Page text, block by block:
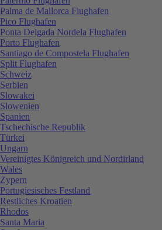
Palma de Mallorca Flughafen
Pico Flughafen
Ponta Delgada Nordela Flughafen
Porto Flughafen
Santiago de Compostela Flughafen
Split Flughafen
Schweiz
Serbien
Slowakei
Slowenien
Spanien
Tschechische Republik
Türkei
Ungarn
Vereinigtes Königreich und Nordirland
Wales
Zypern
Portugiesisches Festland
Restliches Kroatien
Rhodos
Santa Maria